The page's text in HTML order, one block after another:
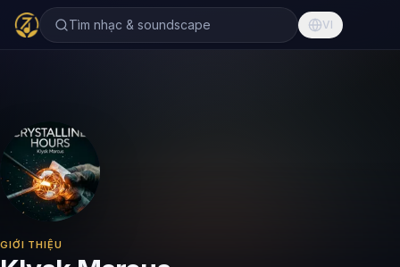
Tìm nhạc & soundscape VI
GIỚI THIỆU